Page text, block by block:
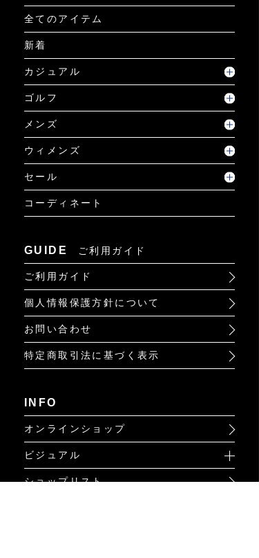
全てのアイテム
新着
カジュアル
ゴルフ
メンズ
ウィメンズ
セール
コーディネート
GUIDE ご利用ガイド
ご利用ガイド
個人情報保護方針について
お問い合わせ
特定商取引法に基づく表示
INFO
オンラインショップ
ビジュアル
ショップリスト